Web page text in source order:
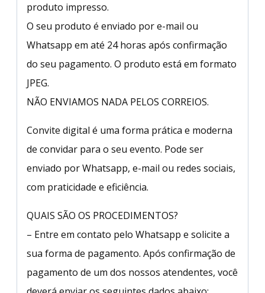
produto impresso.
O seu produto é enviado por e-mail ou
Whatsapp em até 24 horas após confirmação
do seu pagamento. O produto está em formato
JPEG.
NÃO ENVIAMOS NADA PELOS CORREIOS.
Convite digital é uma forma prática e moderna
de convidar para o seu evento. Pode ser
enviado por Whatsapp, e-mail ou redes sociais,
com praticidade e eficiência.
QUAIS SÃO OS PROCEDIMENTOS?
– Entre em contato pelo Whatsapp e solicite a
sua forma de pagamento. Após confirmação de
pagamento de um dos nossos atendentes, você